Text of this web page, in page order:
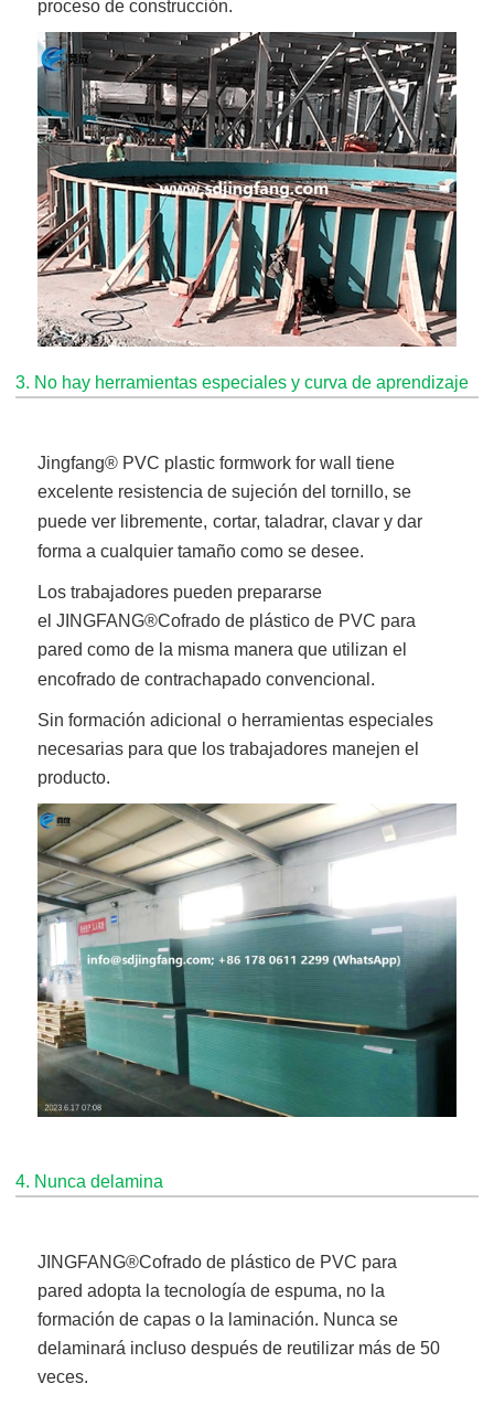
proceso de construcción.
3. No hay herramientas especiales y curva de aprendizaje
Jingfang® PVC plastic formwork for wall
tiene
excelente resistencia de sujeción del tornillo, se
puede ver libremente, cortar, taladrar, clavar y dar
forma a cualquier tamaño como se desee.
Los trabajadores pueden prepararse
elJINGFANG®Cofrado de plástico de PVC para
pared como de la misma manera que utilizan el
encofrado de contrachapado convencional.
Sin formación adicional
o herramientas especiales
necesarias para que los trabajadores manejen el
producto.
4. Nunca delamina
JINGFANG®Cofrado de plástico de PVC para
pared adopta la tecnología de espuma, no la
formación de capas o la laminación. Nunca se
delaminará incluso después de reutilizar más de 50
veces.